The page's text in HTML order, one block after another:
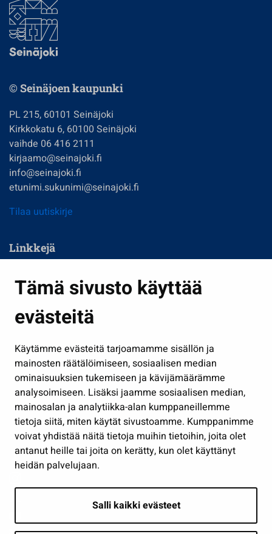
Tämä sivusto käyttää
evästeitä
Käytämme evästeitä tarjoamamme sisällön ja
mainosten räätälöimiseen, sosiaalisen median
ominaisuuksien tukemiseen ja kävijämäärämme
analysoimiseen. Lisäksi jaamme sosiaalisen median,
mainosalan ja analytiikka-alan kumppaneillemme
tietoja siitä, miten käytät sivustoamme. Kumppanimme
voivat yhdistää näitä tietoja muihin tietoihin, joita olet
antanut heille tai joita on kerätty, kun olet käyttänyt
heidän palvelujaan.
Salli kaikki evästeet
© Seinäjoen kaupunki
PL 215, 60101 Seinäjoki
Kirkkokatu 6, 60100 Seinäjoki
vaihde 06 416 2111
kirjaamo@seinajoki.fi
info@seinajoki.fi
etunimi.sukunimi@seinajoki.fi
Tilaa uutiskirje
Linkkejä
Kasvatus ja opetus
Kulttuuri ja liikunta
Työ ja yrittäminen
Osallistu ja asioi
Näytä omat evästeasetukseni
Seuraa meitä